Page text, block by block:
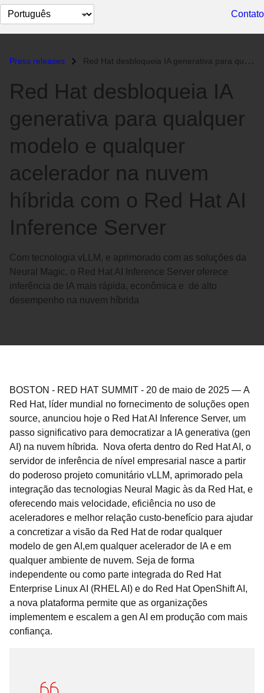
Selecionar
idioma
Contato
Press releases Red Hat desbloqueia IA generativa para qualquer modelo e qualquer acel...
Red Hat desbloqueia IA
generativa para qualquer
modelo e qualquer
acelerador na nuvem
híbrida com o Red Hat AI
Inference Server
Com tecnologia vLLM, e aprimorado com as soluções da
Neural Magic, o Red Hat AI Inference Server oferece
inferência de IA mais rápida, econômica e de alto
desempenho na nuvem híbrida
BOSTON - RED HAT SUMMIT - 20 de maio de 2025 — A
Red Hat, líder mundial no fornecimento de soluções open
source, anunciou hoje o Red Hat AI Inference Server, um
passo significativo para democratizar a IA generativa (gen
AI) na nuvem híbrida. Nova oferta dentro do Red Hat AI, o
servidor de inferência de nível empresarial nasce a partir
do poderoso projeto comunitário vLLM, aprimorado pela
integração das tecnologias Neural Magic às da Red Hat, e
oferecendo mais velocidade, eficiência no uso de
aceleradores e melhor relação custo-benefício para ajudar
a concretizar a visão da Red Hat de rodar qualquer
modelo de gen AI,em qualquer acelerador de IA e em
qualquer ambiente de nuvem. Seja de forma
independente ou como parte integrada do Red Hat
Enterprise Linux AI (RHEL AI) e do Red Hat OpenShift AI,
a nova plataforma permite que as organizações
implementem e escalem a gen AI em produção com mais
confiança.